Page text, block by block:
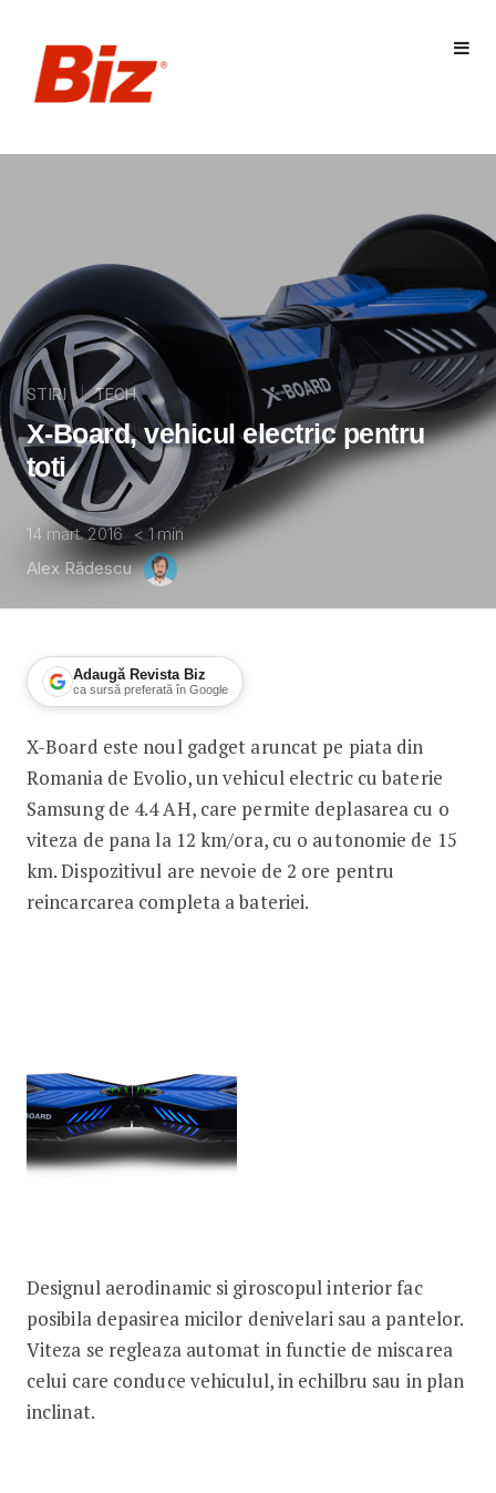
STIRI TECH
X-Board, vehicul electric pentru
toti
14 mart. 2016 < 1 min
Alex Rădescu
Adaugă Revista Biz
ca sursă preferată în Google
X-Board, vehicul electric pentru toti
X-Board este noul gadget aruncat pe piata din
Romania de Evolio, un vehicul electric cu baterie
Samsung de 4.4 AH, care permite deplasarea cu o
viteza de pana la 12 km/ora, cu o autonomie de 15
km. Dispozitivul are nevoie de 2 ore pentru
reincarcarea completa a bateriei.
Designul aerodinamic si giroscopul interior fac
posibila depasirea micilor denivelari sau a pantelor.
Viteza se regleaza automat in functie de miscarea
celui care conduce vehiculul, in echilbru sau in plan
inclinat.